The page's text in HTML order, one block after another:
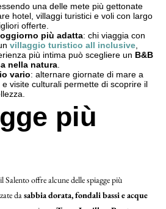
una delle mete più gettonate
hotel, villaggi turistici e voli con largo
offerte.
più adatta: chi viaggia con
villaggio turistico all inclusive
più intima può scegliere un B&B
nella natura
vario: alternare giornate di mare a
e visite culturali permette di scoprire il
più
offre alcune delle spiagge più
dasabbia dorata, fondali bassi e acque